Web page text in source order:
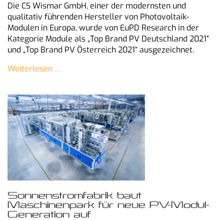
Die CS Wismar GmbH, einer der modernsten und
qualitativ führenden Hersteller von Photovoltaik-
Modulen in Europa, wurde von EuPD Research in der
Kategorie Module als „Top Brand PV Deutschland 2021“
und „Top Brand PV Österreich 2021“ ausgezeichnet.
Weiterlesen …
Sonnenstromfabrik baut
Maschinenpark für neue PV-Modul-
Generation auf